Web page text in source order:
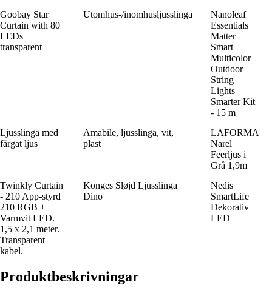
Goobay Star
Curtain with 80
LEDs
transparent
Utomhus-/inomhusljusslinga
Nanoleaf
Essentials
Matter
Smart
Multicolor
Outdoor
String
Lights
Smarter Kit
- 15 m
Ljusslinga med
färgat ljus
Amabile, ljusslinga, vit,
plast
LAFORMA
Narel
Feerljus i
Grå 1,9m
Twinkly Curtain
- 210 App-styrd
210 RGB +
Varmvit LED.
1,5 x 2,1 meter.
Transparent
kabel.
Konges Sløjd Ljusslinga
Dino
Nedis
SmartLife
Dekorativ
LED
Produktbeskrivningar